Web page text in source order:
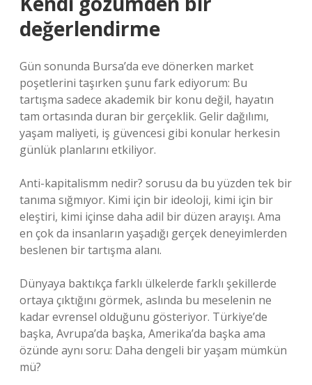
değerlendirme
Gün sonunda Bursa’da eve dönerken market
poşetlerini taşırken şunu fark ediyorum: Bu
tartışma sadece akademik bir konu değil, hayatın
tam ortasında duran bir gerçeklik. Gelir dağılımı,
yaşam maliyeti, iş güvencesi gibi konular herkesin
günlük planlarını etkiliyor.
Anti-kapitalismm nedir? sorusu da bu yüzden tek bir
tanıma sığmıyor. Kimi için bir ideoloji, kimi için bir
eleştiri, kimi içinse daha adil bir düzen arayışı. Ama
en çok da insanların yaşadığı gerçek deneyimlerden
beslenen bir tartışma alanı.
Dünyaya baktıkça farklı ülkelerde farklı şekillerde
ortaya çıktığını görmek, aslında bu meselenin ne
kadar evrensel olduğunu gösteriyor. Türkiye’de
başka, Avrupa’da başka, Amerika’da başka ama
özünde aynı soru: Daha dengeli bir yaşam mümkün
mü?